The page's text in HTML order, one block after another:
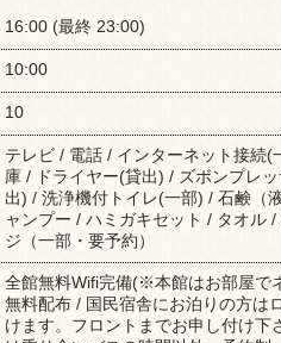
16:00 (最終 23:00)
10:00
10
テレビ / 電話 / インターネット接続
庫 / ドライヤー(貸出) / ズボンプレ
出) / 洗浄機付トイレ(一部) / 石鹸（
ャンプー / ハミガキセット / タオル
ジ（一部・要予約）
全館無料Wifi完備(※本館はお部屋で
無料配布 / 国民宿舎にお泊りの方は
けます。フロントまでお申し付け下